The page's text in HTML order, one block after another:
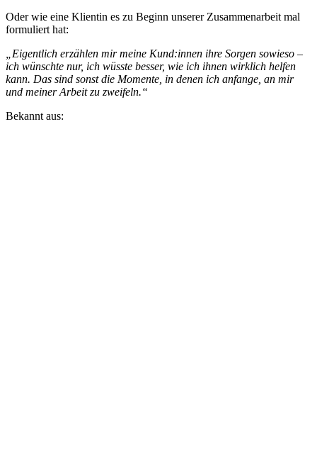
Oder wie eine Klientin es zu Beginn unserer Zusammenarbeit mal
formuliert hat:
„Eigentlich erzählen mir meine Kund:innen ihre Sorgen sowieso –
ich wünschte nur, ich wüsste besser, wie ich ihnen wirklich helfen
kann. Das sind sonst die Momente, in denen ich anfange, an mir
und meiner Arbeit zu zweifeln.“
Bekannt aus: